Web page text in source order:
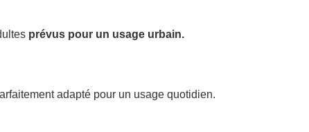
prévus pour un usage urbain.
adapté pour un usage quotidien.